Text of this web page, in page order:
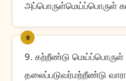
அப்பொருள்மெய்ப்பொருள்
9
9. கற்றீண்டு
தலைப்படுவர்மற்றீண்டு